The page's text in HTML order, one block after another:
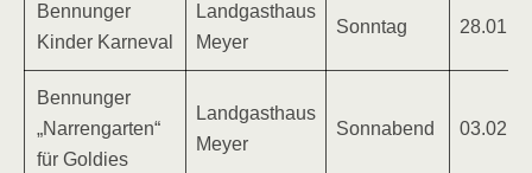
Bennunger
Kinder Karneval
Landgasthaus
Meyer
Sonntag
Bennunger
„Narrengarten“
für Goldies
Landgasthaus
Meyer
Sonnabend